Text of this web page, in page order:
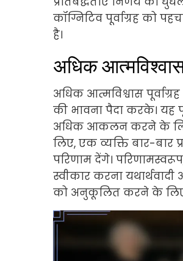
कॉग्निटिव पूर्वाग्रह को
है।
अधिक
अधिक आत्मविश्वास
की भावना पैदा करके। यह
अधिक आकलन करने के लिए
लिए, एक व्यक्ति बार-
परिणाम देंगे।
स्वीकार करना
को अनुकूलित करने के लिए